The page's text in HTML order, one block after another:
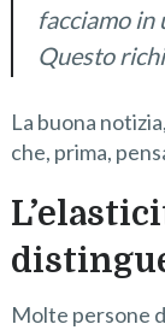
facciamo in
Questo
La buona
che, prima,
Molte persone